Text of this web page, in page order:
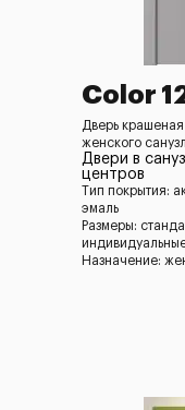
Color
Дверь
женского
Двери в
центров
Тип покрытия:
эмаль
Размеры:
Назначение: